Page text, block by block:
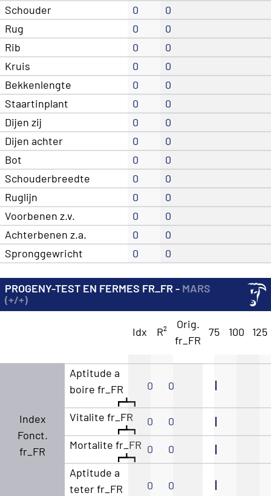
Schouder
0
0
Rug
0
0
Rib
0
0
Kruis
0
0
Bekkenlengte
0
0
Staartinplant
0
0
Dijen zij
0
0
Dijen achter
0
0
Bot
0
0
Schouderbreedte
0
0
Ruglijn
0
0
Voorbenen z.v.
0
0
Achterbenen z.a.
0
0
Spronggewricht
0 0
PROGENY-TEST EN FERMES FR_FR - MARS
(+/+)
Idx R²
Orig.
fr_FR
75 100 125
Index
Fonct.
fr_FR
Aptitude a
boire fr_FR
0 0
Vitalite fr_FR 0
0
Mortalite fr_FR 0
0
Aptitude a
teter fr_FR
0 0